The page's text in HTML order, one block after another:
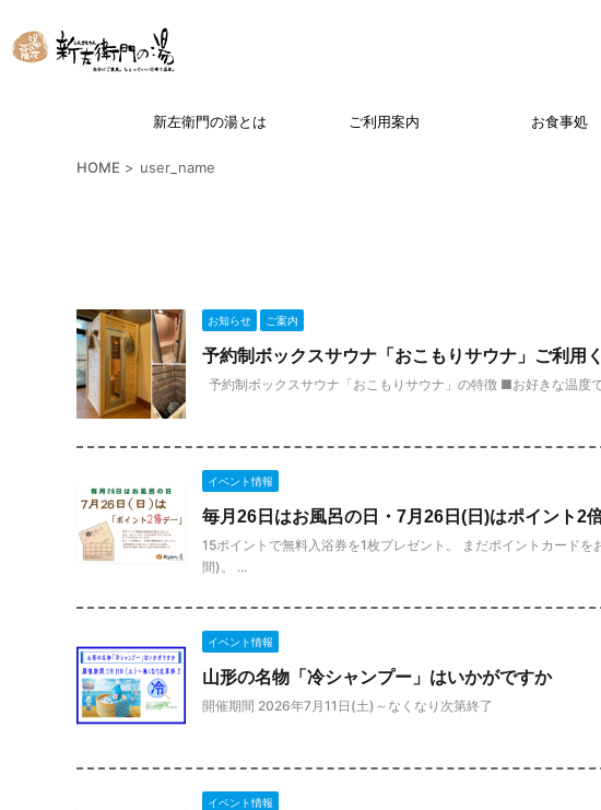
新左衛門の湯とは ご利用案内 お食事処
HOME > user_name
お知らせ ご案内
予約制ボックスサウナ「おこもりサウナ」ご利用
予約制ボックスサウナ「おこもりサウナ」の特徴 ■お好きな温
イベント情報
毎月26日はお風呂の日・7月26日(日)はポイント2
15ポイントで無料入浴券を1枚プレゼント。 まだポイントカード
間)。 ...
イベント情報
山形の名物「冷シャンプー」はいかがですか
開催期間 2026年7月11日(土)～なくなり次第終了
イベント情報